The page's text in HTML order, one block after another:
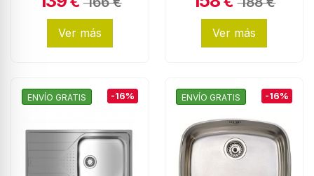
Ver más Ver más
ENVÍO GRATIS -16% ENVÍO GRATIS -16%